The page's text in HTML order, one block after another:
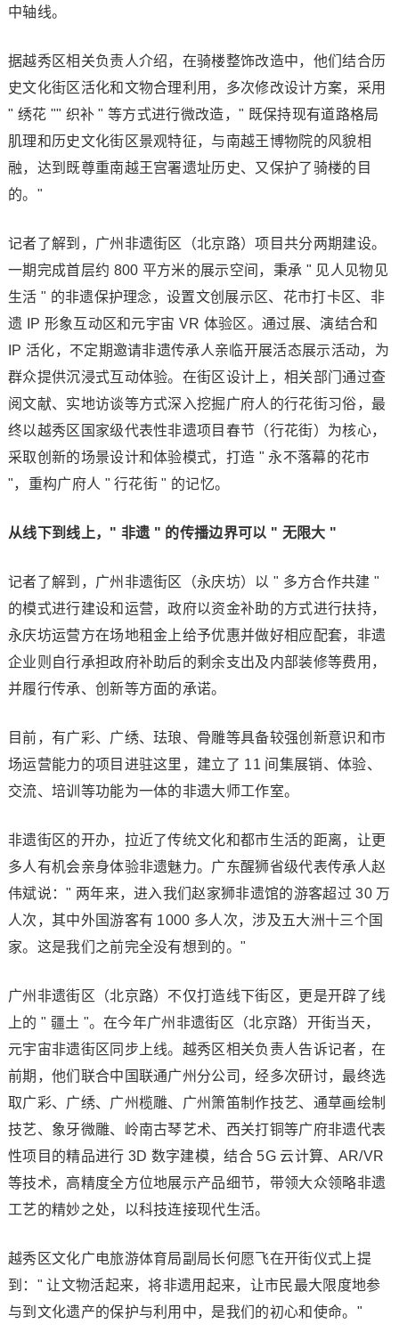
中轴线。
据越秀区相关负责人介绍，在骑楼整饰改造中，他们结合历
史文化街区活化和文物合理利用，多次修改设计方案，采用
" 绣花 "" 织补 " 等方式进行微改造，" 既保持现有道路格局
肌理和历史文化街区景观特征，与南越王博物院的风貌相
融，达到既尊重南越王宫署遗址历史、又保护了骑楼的目
的。"
记者了解到，广州非遗街区（北京路）项目共分两期建设。
一期完成首层约 800 平方米的展示空间，秉承 " 见人见物见
生活 " 的非遗保护理念，设置文创展示区、花市打卡区、非
遗 IP 形象互动区和元宇宙 VR 体验区。通过展、演结合和
IP 活化，不定期邀请非遗传承人亲临开展活态展示活动，为
群众提供沉浸式互动体验。在街区设计上，相关部门通过查
阅文献、实地访谈等方式深入挖掘广府人的行花街习俗，最
终以越秀区国家级代表性非遗项目春节（行花街）为核心，
采取创新的场景设计和体验模式，打造 " 永不落幕的花市
"，重构广府人 " 行花街 " 的记忆。
从线下到线上，" 非遗 " 的传播边界可以 " 无限大 "
记者了解到，广州非遗街区（永庆坊）以 " 多方合作共建 "
的模式进行建设和运营，政府以资金补助的方式进行扶持，
永庆坊运营方在场地租金上给予优惠并做好相应配套，非遗
企业则自行承担政府补助后的剩余支出及内部装修等费用，
并履行传承、创新等方面的承诺。
目前，有广彩、广绣、珐琅、骨雕等具备较强创新意识和市
场运营能力的项目进驻这里，建立了 11 间集展销、体验、
交流、培训等功能为一体的非遗大师工作室。
非遗街区的开办，拉近了传统文化和都市生活的距离，让更
多人有机会亲身体验非遗魅力。广东醒狮省级代表传承人赵
伟斌说：" 两年来，进入我们赵家狮非遗馆的游客超过 30 万
人次，其中外国游客有 1000 多人次，涉及五大洲十三个国
家。这是我们之前完全没有想到的。"
广州非遗街区（北京路）不仅打造线下街区，更是开辟了线
上的 " 疆土 "。在今年广州非遗街区（北京路）开街当天，
元宇宙非遗街区同步上线。越秀区相关负责人告诉记者，在
前期，他们联合中国联通广州分公司，经多次研讨，最终选
取广彩、广绣、广州榄雕、广州箫笛制作技艺、通草画绘制
技艺、象牙微雕、岭南古琴艺术、西关打铜等广府非遗代表
性项目的精品进行 3D 数字建模，结合 5G 云计算、AR/VR
等技术，高精度全方位地展示产品细节，带领大众领略非遗
工艺的精妙之处，以科技连接现代生活。
越秀区文化广电旅游体育局副局长何愿飞在开街仪式上提
到：" 让文物活起来，将非遗用起来，让市民最大限度地参
与到文化遗产的保护与利用中，是我们的初心和使命。"